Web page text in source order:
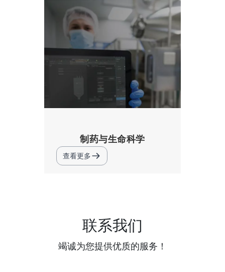
制药与生命科学
查看更多
联系我们
竭诚为您提供优质的服务！